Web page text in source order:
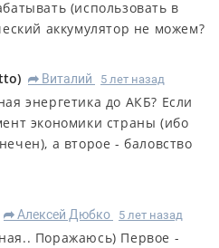
(использовать в
аккумулятор не можем?
) R Виталий 5 лет назад
энергетика до АКБ? Если
экономики страны (ибо
а второе - баловство
R Алексей Дюбко 5 лет назад
Поражаюсь) Первое -